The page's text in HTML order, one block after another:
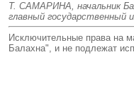
Т. САМАРИНА, начальник
главный государственный
Исключительные права на
Балахна", и не подлежат